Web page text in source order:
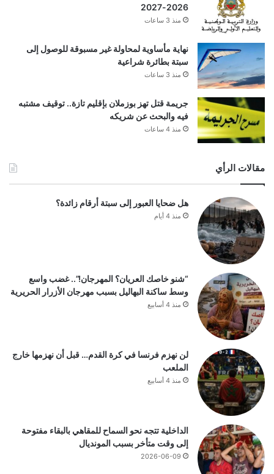
2026-2027
منذ 3 ساعات
نهاية مأساوية لمحاولة غير مسبوقة للوصول إلى
سبتة بطائرة شراعية
منذ 3 ساعات
جريمة قتل تهز بوزملان بإقليم تازة.. توقيف مشتبه
فيه والبحث عن شريكه
منذ 4 ساعات
مقالات الرأي
هل ضحايا العبور إلى سبتة أرقام زائدة؟
منذ 4 أيام
“شنو خاصك العريان؟ المهرجان!”.. غضب واسع
وسط ساكنة البهاليل بسبب مهرجان الأزرار الحريرية
منذ 4 أسابيع
لن نهزم فرنسا في كرة القدم… قبل أن نهزمها خارج
الملعب
منذ 4 أسابيع
الداخلية تتجه نحو السماح للمقاهي بالبقاء مفتوحة
إلى وقت متأخر بسبب المونديال
2026-06-09